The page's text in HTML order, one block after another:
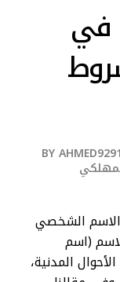
في
BY
الاسم الشخصي
(اسم
المدنية،